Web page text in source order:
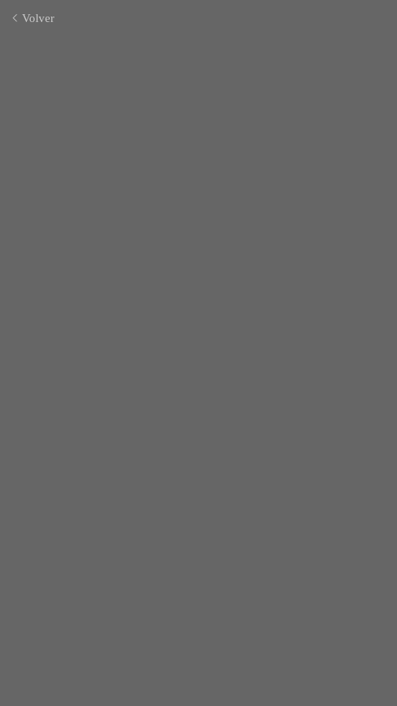
Volver